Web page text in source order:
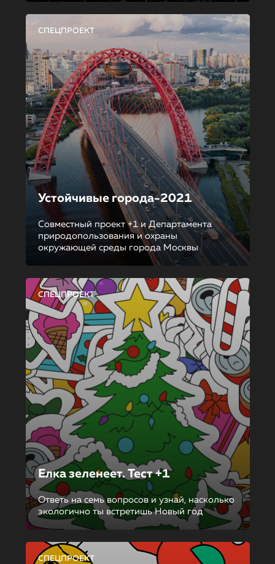
СПЕЦПРОЕКТ
Устойчивые города-2021
Совместный проект +1 и Департамента
природопользования и охраны
окружающей среды города Москвы
СПЕЦПРОЕКТ
Елка зеленеет. Тест +1
Ответь на семь вопросов и узнай, насколько
экологично ты встретишь Новый год
СПЕЦПРОЕКТ